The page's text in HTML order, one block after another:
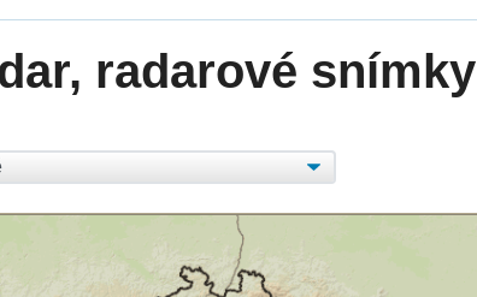
radarové snímky